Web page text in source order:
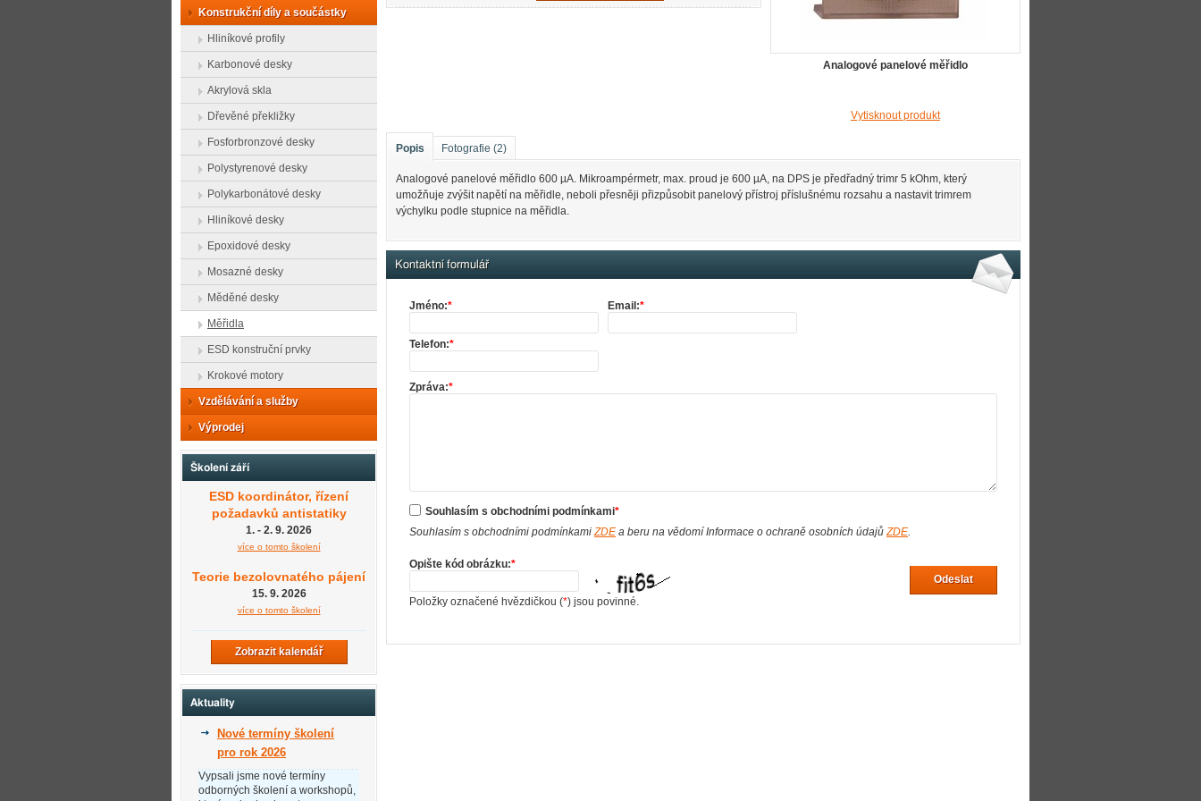
Analogové panelové měřidlo
Vytisknout produkt
Popis Fotografie (2)
Analogové panelové měřidlo 600 µA. Mikroampérmetr, max. proud je 600 µA, na DPS je předřadný trimr 5 kOhm, který
umožňuje zvýšit napětí na měřidle, neboli přesněji přizpůsobit panelový přístroj příslušnému rozsahu a nastavit trimrem
výchylku podle stupnice na měřidla.
Kontaktní formulář
Jméno:* Email:*
Telefon:*
Zpráva:*
Souhlasím s obchodními podmínkami*
Souhlasím s obchodními podmínkami ZDE a beru na vědomí Informace o ochraně osobních údajů ZDE
Opište kód obrázku:*
Položky označené hvězdičkou (*) jsou povinné.
Odeslat
Konstrukční díly a součástky
Hliníkové profily
Karbonové desky
Akrylová skla
Dřevěné překližky
Fosforbronzové desky
Polystyrenové desky
Polykarbonátové desky
Hliníkové desky
Epoxidové desky
Mosazné desky
Měděné desky
Měřidla
ESD konstruční prvky
Krokové motory
Vzdělávání a služby
Výprodej
Školení září
ESD koordinátor, řízení
požadavků antistatiky
1. - 2. 9. 2026
více o tomto školení
Teorie bezolovnatého pájení
15. 9. 2026
více o tomto školení
Zobrazit kalendář
Aktuality
Nové termíny školení
pro rok 2026
Vypsali jsme nové termíny
odborných školení a workshopů,